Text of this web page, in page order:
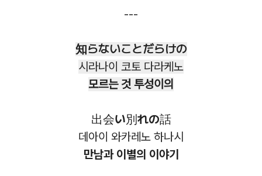
---
知らないことだらけの
시라나이 코토 다라케노
모르는 것 투성이의
出会い別れの話
데아이 와카레노 하나시
만남과 이별의 이야기